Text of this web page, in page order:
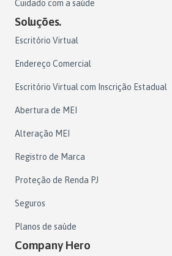
Cuidado com a saúde
Soluções.
Escritório Virtual
Endereço Comercial
Escritório Virtual com Inscrição Estadual
Abertura de MEI
Alteração MEI
Registro de Marca
Proteção de Renda PJ
Seguros
Planos de saúde
Company Hero